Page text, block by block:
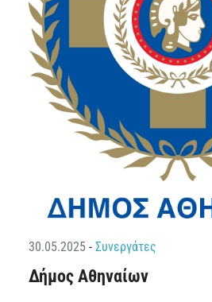
30.05.2025 - Συνεργάτες
Δήμος Αθηναίων